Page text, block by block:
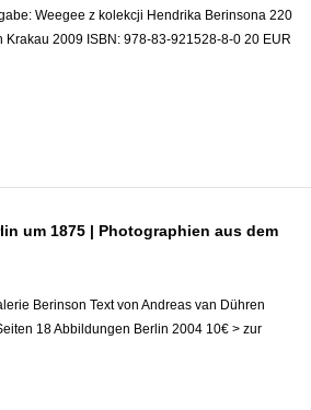
Weegee z kolekcji Hendrika Berinsona 220
Krakau 2009 ISBN: 978-83-921528-8-0 20 EUR
um 1875 | Photographien aus dem
Berinson Text von Andreas van Dühren
18 Abbildungen Berlin 2004 10€ > zur